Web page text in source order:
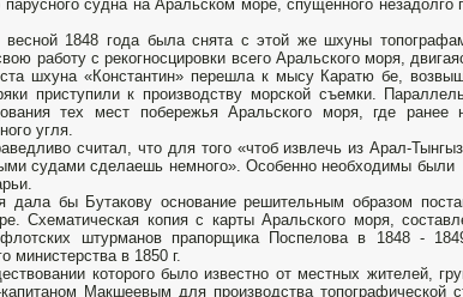
судна на Аральском море, спущенного незадолго
весной 1848 года была снята с этой же шхуны
работу с рекогносцировки всего Аральского моря,
шхуна «Константин» перешла к мысу Каратю бе,
приступили к производству морской съемки.
тех мест побережья Аральского моря, где ранее
угля.
считал, что для того «чтоб извлечь из Арал-
судами сделаешь немного». Особенно необходимы были
дала бы Бутакову основание решительным образом
Схематическая копия с карты Аральского моря,
флотских штурманов прапорщика Поспелова в 1848 -
министерства в 1850 г.
которого было известно от местных жителей,
Макшеевым для производства топографической